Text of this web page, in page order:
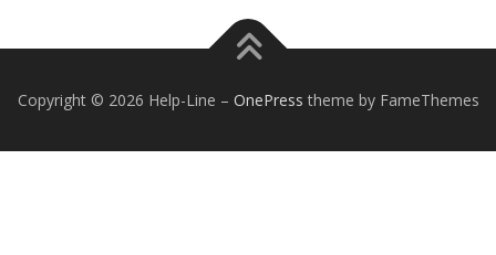
Copyright © 2026 Help-Line – OnePress theme by FameThemes